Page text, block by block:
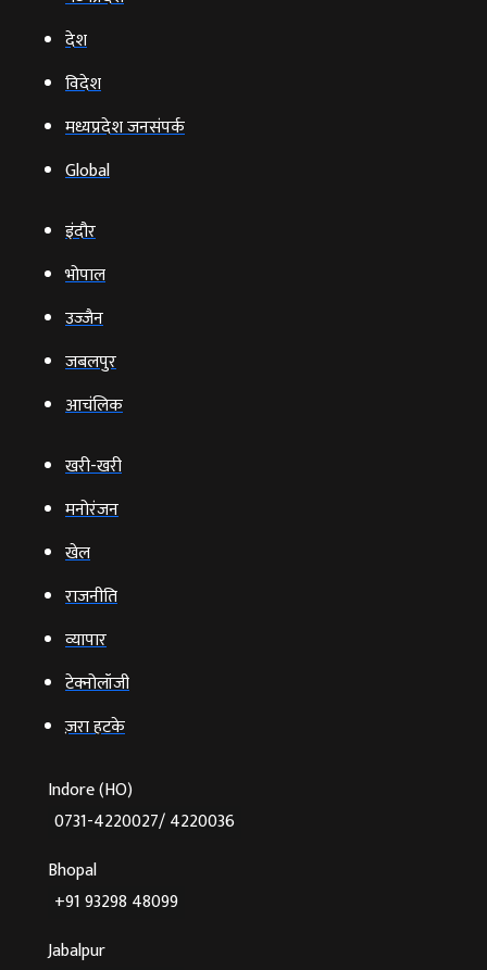
देश
विदेश
मध्यप्रदेश जनसंपर्क
Global
इंदौर
भोपाल
उज्‍जैन
जबलपुर
आचंलिक
खरी-खरी
मनोरंजन
खेल
राजनीति
व्‍यापार
टेक्‍नोलॉजी
ज़रा हटके
Indore (HO)
0731-4220027/ 4220036
Bhopal
+91 93298 48099
Jabalpur